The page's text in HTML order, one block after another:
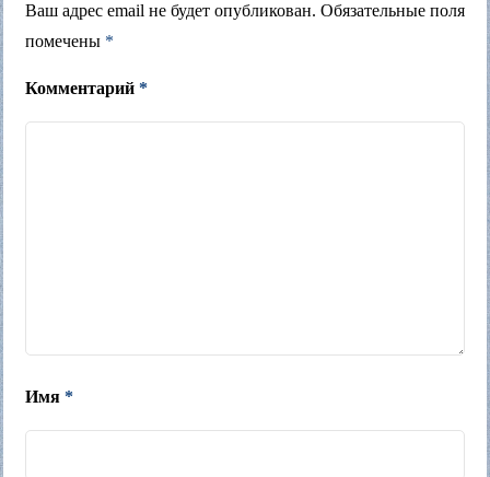
Ваш адрес email не будет опубликован. Обязательные поля
помечены *
Комментарий *
Имя *